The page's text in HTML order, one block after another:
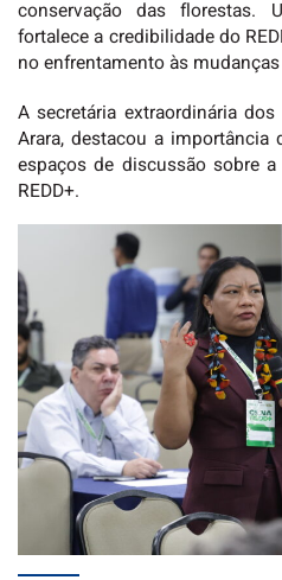
conservação das florestas.
fortalece a credibilidade do
no enfrentamento às
A secretária extraordinária
Arara, destacou a
espaços de discussão sobre
REDD+.